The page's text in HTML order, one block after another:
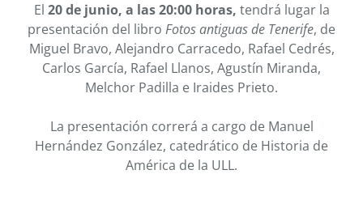
El 20 de junio, a las 20:00 horas, tendrá lugar la
presentación del libro Fotos antiguas de Tenerife, de
Miguel Bravo, Alejandro Carracedo, Rafael Cedrés,
Carlos García, Rafael Llanos, Agustín Miranda,
Melchor Padilla e Iraides Prieto.
La presentación correrá a cargo de Manuel
Hernández González, catedrático de Historia de
América de la ULL.